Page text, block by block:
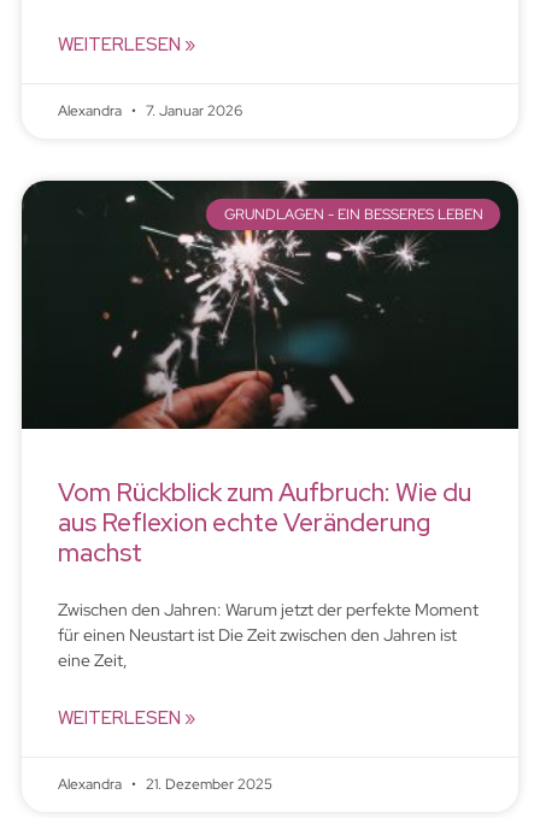
WEITERLESEN »
Alexandra 7. Januar 2026
GRUNDLAGEN - EIN BESSERES LEBEN
Vom Rückblick zum Aufbruch: Wie du
aus Reflexion echte Veränderung
machst
Zwischen den Jahren: Warum jetzt der perfekte Moment
für einen Neustart ist Die Zeit zwischen den Jahren ist
eine Zeit,
WEITERLESEN »
Alexandra 21. Dezember 2025